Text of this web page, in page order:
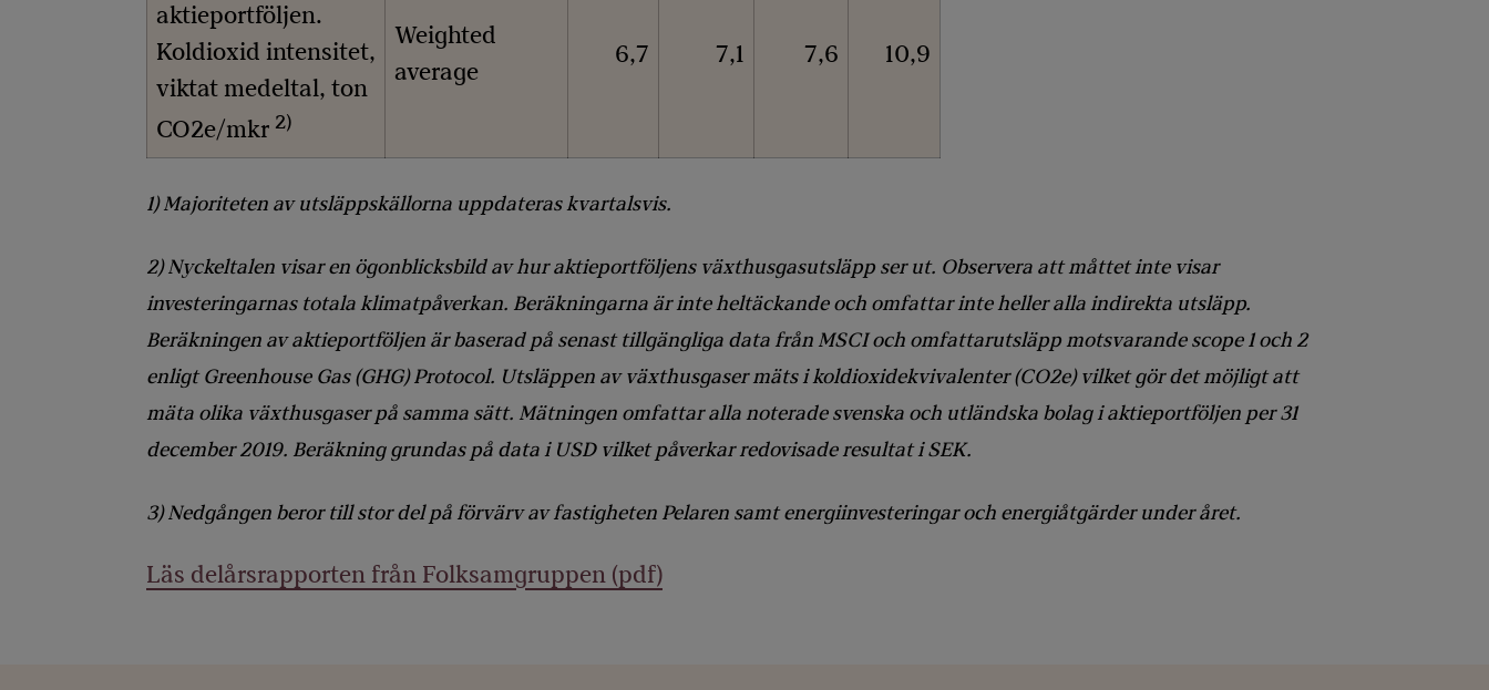
aktieportföljen.
Koldioxid intensitet,
viktat medeltal, ton
CO2e/mkr 2)
Weighted
average
6,7 7,1 7,6 10,9
1) Majoriteten av utsläppskällorna uppdateras kvartalsvis.
2) Nyckeltalen visar en ögonblicksbild av hur aktieportföljens växthusgasutsläpp ser ut. Observera att måttet inte visar
investeringarnas totala klimatpåverkan. Beräkningarna är inte heltäckande och omfattar inte heller alla indirekta utsläpp.
Beräkningen av aktieportföljen är baserad på senast tillgängliga data från MSCI och omfattarutsläpp motsvarande scope 1 och 2
enligt Greenhouse Gas (GHG) Protocol. Utsläppen av växthusgaser mäts i koldioxidekvivalenter (CO2e) vilket gör det möjligt att
mäta olika växthusgaser på samma sätt. Mätningen omfattar alla noterade svenska och utländska bolag i aktieportföljen per 31
december 2019. Beräkning grundas på data i USD vilket påverkar redovisade resultat i SEK.
3) Nedgången beror till stor del på förvärv av fastigheten Pelaren samt energiinvesteringar och energiåtgärder under året.
Läs delårsrapporten från Folksamgruppen (pdf)